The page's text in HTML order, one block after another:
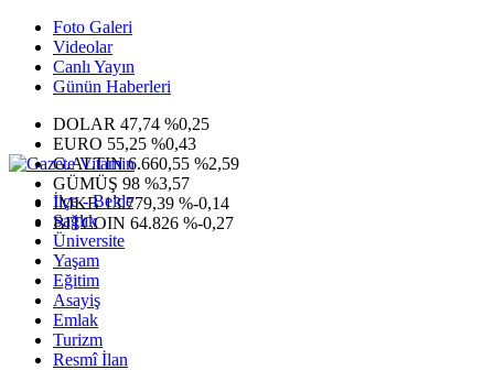
Foto Galeri
Videolar
Canlı Yayın
Günün Haberleri
DOLAR 47,74 %0,25
EURO 55,25 %0,43
G.ALTIN6.660,55 %2,59
GÜMÜŞ 98 %3,57
IMKB13.779,39 %-0,14
BITCOIN 64.826 %-0,27
İlçe - Belde
Sağlık
Üniversite
Yaşam
Eğitim
Asayiş
Emlak
Turizm
Resmî İlan